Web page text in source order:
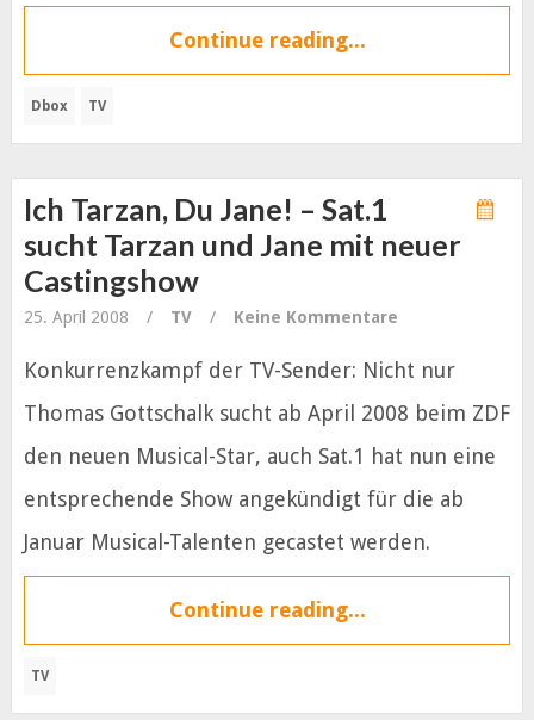
Continue reading...
Dbox TV
Ich Tarzan, Du Jane! – Sat.1
sucht Tarzan und Jane mit neuer
Castingshow
25. April 2008 / TV / Keine Kommentare
Konkurrenzkampf der TV-Sender: Nicht nur
Thomas Gottschalk sucht ab April 2008 beim ZDF
den neuen Musical-Star, auch Sat.1 hat nun eine
entsprechende Show angekündigt für die ab
Januar Musical-Talenten gecastet werden.
Continue reading...
TV